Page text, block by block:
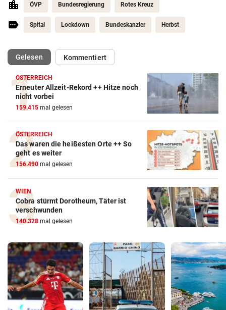
ÖVP Bundesregierung Rotes Kreuz
Spital Lockdown Bundeskanzler Herbst
Gelesen(ausgewählt)Kommentiert
ÖSTERREICH
Erneuter Allzeit-Rekord ++ Hitze noch
nicht vorbei
159.415 mal gelesen
ÖSTERREICH
Das waren die heißesten Orte ++ So
geht es weiter
156.490 mal gelesen
WIEN
Cobra stürmt Dorotheum, Täter ist
verschwunden
140.328 mal gelesen